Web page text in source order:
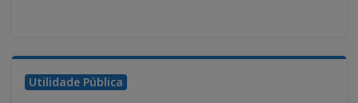
Utilidade Pública